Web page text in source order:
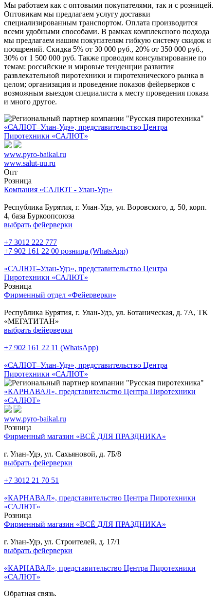
Мы работаем как с оптовыми покупателями, так и с розницей.
Оптовикам мы предлагаем услугу доставки
специализированным транспортом. Оплата производится
всеми удобными способами. В рамках комплексного подхода
мы предлагаем нашим покупателям гибкую систему скидок и
поощрений. Скидка 5% от 30 000 руб., 20% от 350 000 руб.,
30% от 1 500 000 руб. Также проводим консультирование по
темам: российские и мировые тенденции развития
развлекательной пиротехники и пиротехнического рынка в
целом; организация и проведение показов фейерверков с
возможным выездом специалиста к месту проведения показа
и много другое.
«САЛЮТ–Улан-Удэ», представительство Центра
Пиротехники «САЛЮТ»
www.pyro-baikal.ru
www.salut-uu.ru
Опт
Розница
Компания «САЛЮТ - Улан-Удэ»
Республика Бурятия, г. Улан-Удэ, ул. Воровского, д. 50, корп.
4, база Буркоопсоюза
выбрать фейерверки
+7 3012 222 777
+7 902 161 22 00 розница (WhatsApp)
«САЛЮТ–Улан-Удэ», представительство Центра
Пиротехники «САЛЮТ»
Розница
Фирменный отдел «Фейерверки»
Республика Бурятия, г. Улан-Удэ, ул. Ботаническая, д. 7А, ТК
«МЕГАТИТАН»
выбрать фейерверки
+7 902 161 22 11 (WhatsApp)
«САЛЮТ–Улан-Удэ», представительство Центра
Пиротехники «САЛЮТ»
«КАРНАВАЛ», представительство Центра Пиротехники
«САЛЮТ»
www.pyro-baikal.ru
Розница
Фирменный магазин «ВСЁ ДЛЯ ПРАЗДНИКА»
г. Улан-Удэ, ул. Сахьяновой, д. 7Б/8
выбрать фейерверки
+7 3012 21 70 51
«КАРНАВАЛ», представительство Центра Пиротехники
«САЛЮТ»
Розница
Фирменный магазин «ВСЁ ДЛЯ ПРАЗДНИКА»
г. Улан-Удэ, ул. Строителей, д. 17/1
выбрать фейерверки
«КАРНАВАЛ», представительство Центра Пиротехники
«САЛЮТ»
Обратная связь.